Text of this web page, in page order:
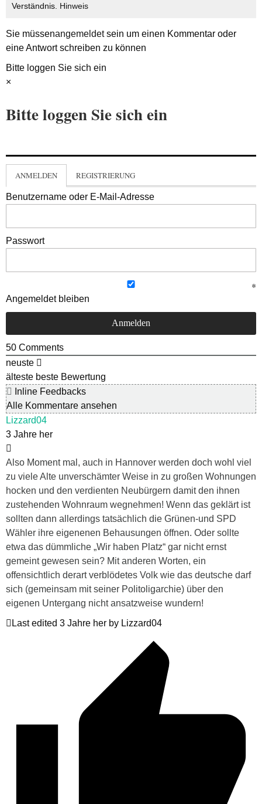
Verständnis. Hinweis
Sie müssenangemeldetsein um einen Kommentar oder
eine Antwort schreiben zu können
Bitte loggen Sie sich ein
×
Bitte loggen Sie sich ein
ANMELDEN REGISTRIERUNG
Benutzername oder E-Mail-Adresse
Passwort
Angemeldet bleiben
50 Comments
neuste
älteste beste Bewertung
Inline Feedbacks
Alle Kommentare ansehen
Lizzard04
3 Jahre her
Also Moment mal, auch in Hannover werden doch wohl viel
zu viele Alte unverschämter Weise in zu großen Wohnungen
hocken und den verdienten Neubürgern damit den ihnen
zustehenden Wohnraum wegnehmen! Wenn das geklärt ist
sollten dann allerdings tatsächlich die Grünen-und SPD
Wähler ihre eigenenen Behausungen öffnen. Oder sollte
etwa das dümmliche „Wir haben Platz“ gar nicht ernst
gemeint gewesen sein? Mit anderen Worten, ein
offensichtlich derart verblödetes Volk wie das deutsche darf
sich (gemeinsam mit seiner Politoligarchie) über den
eigenen Untergang nicht ansatzweise wundern!
Last edited 3 Jahre her by Lizzard04